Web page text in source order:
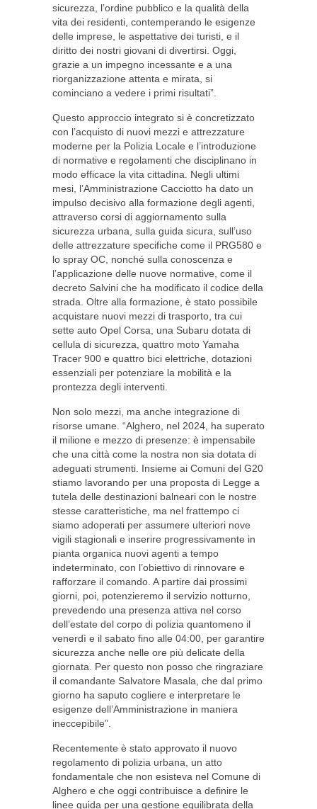
sicurezza, l’ordine pubblico e la qualità della
vita dei residenti, contemperando le esigenze
delle imprese, le aspettative dei turisti, e il
diritto dei nostri giovani di divertirsi. Oggi,
grazie a un impegno incessante e a una
riorganizzazione attenta e mirata, si
cominciano a vedere i primi risultati”.
Questo approccio integrato si è concretizzato
con l’acquisto di nuovi mezzi e attrezzature
moderne per la Polizia Locale e l’introduzione
di normative e regolamenti che disciplinano in
modo efficace la vita cittadina. Negli ultimi
mesi, l’Amministrazione Cacciotto ha dato un
impulso decisivo alla formazione degli agenti,
attraverso corsi di aggiornamento sulla
sicurezza urbana, sulla guida sicura, sull’uso
delle attrezzature specifiche come il PRG580 e
lo spray OC, nonché sulla conoscenza e
l’applicazione delle nuove normative, come il
decreto Salvini che ha modificato il codice della
strada. Oltre alla formazione, è stato possibile
acquistare nuovi mezzi di trasporto, tra cui
sette auto Opel Corsa, una Subaru dotata di
cellula di sicurezza, quattro moto Yamaha
Tracer 900 e quattro bici elettriche, dotazioni
essenziali per potenziare la mobilità e la
prontezza degli interventi.
Non solo mezzi, ma anche integrazione di
risorse umane. “Alghero, nel 2024, ha superato
il milione e mezzo di presenze: è impensabile
che una città come la nostra non sia dotata di
adeguati strumenti. Insieme ai Comuni del G20
stiamo lavorando per una proposta di Legge a
tutela delle destinazioni balneari con le nostre
stesse caratteristiche, ma nel frattempo ci
siamo adoperati per assumere ulteriori nove
vigili stagionali e inserire progressivamente in
pianta organica nuovi agenti a tempo
indeterminato, con l’obiettivo di rinnovare e
rafforzare il comando. A partire dai prossimi
giorni, poi, potenzieremo il servizio notturno,
prevedendo una presenza attiva nel corso
dell’estate del corpo di polizia quantomeno il
venerdì e il sabato fino alle 04:00, per garantire
sicurezza anche nelle ore più delicate della
giornata. Per questo non posso che ringraziare
il comandante Salvatore Masala, che dal primo
giorno ha saputo cogliere e interpretare le
esigenze dell’Amministrazione in maniera
ineccepibile”.
Recentemente è stato approvato il nuovo
regolamento di polizia urbana, un atto
fondamentale che non esisteva nel Comune di
Alghero e che oggi contribuisce a definire le
linee guida per una gestione equilibrata della